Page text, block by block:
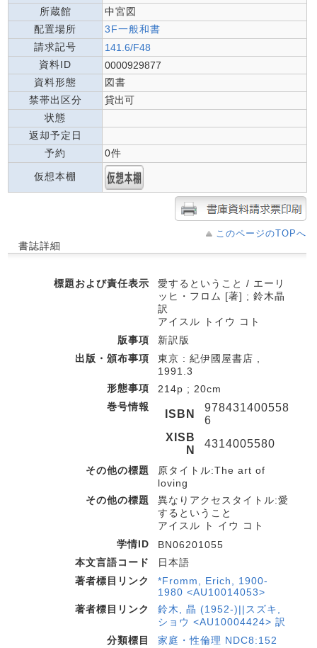
所蔵館
中宮図
配置場所
3F一般和書
請求記号
141.6/F48
資料ID
0000929877
資料形態
図書
禁帯出区分
貸出可
状態
返却予定日
予約
0件
仮想本棚
このページのTOPへ
書誌詳細
標題および責任表示
愛するということ / エーリ
ッヒ・フロム [著] ; 鈴木晶
訳
アイスル トイウ コト
版事項
新訳版
出版・頒布事項
東京 : 紀伊國屋書店 ,
1991.3
形態事項
214p ; 20cm
巻号情報
ISBN
978431400558
6
XISB
N
4314005580
その他の標題
原タイトル:The art of
loving
その他の標題
異なりアクセスタイトル:愛
するということ
アイスル ト イウ コト
学情ID
BN06201055
本文言語コード
日本語
著者標目リンク
*Fromm, Erich, 1900-
1980 <AU10014053>
著者標目リンク
鈴木, 晶 (1952-)||スズキ,
ショウ <AU10004424> 訳
分類標目
家庭・性倫理 NDC8:152